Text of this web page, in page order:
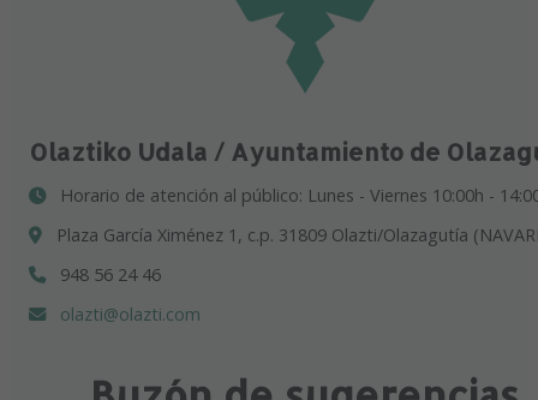
Olaztiko Udala / Ayuntamiento de
Horario de atención al público: Lunes - Viernes 10:00h -
Plaza García Ximénez 1, c.p. 31809 Olazti/Olazagutía
948 56 24 46
olazti@olazti.com